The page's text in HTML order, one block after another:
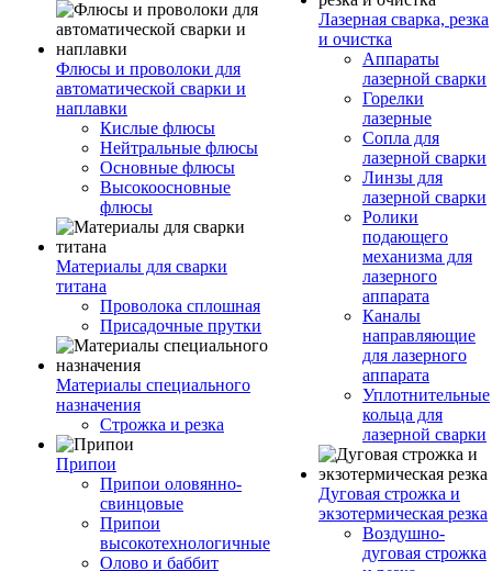
Флюсы и проволоки для
автоматической сварки и
наплавки
Кислые флюсы
Нейтральные флюсы
Основные флюсы
Высокоосновные
флюсы
Материалы для сварки
титана
Проволока сплошная
Присадочные прутки
Материалы специального
назначения
Строжка и резка
Припои
Припои оловянно-
свинцовые
Припои
высокотехнологичные
Олово и баббит
Лазерная сварка, резка
и очистка
Аппараты
лазерной сварки
Горелки
лазерные
Сопла для
лазерной сварки
Линзы для
лазерной сварки
Ролики
подающего
механизма для
лазерного
аппарата
Каналы
направляющие
для лазерного
аппарата
Уплотнительные
кольца для
лазерной сварки
Дуговая строжка и
экзотермическая резка
Воздушно-
дуговая строжка